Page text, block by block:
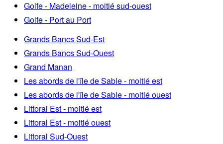
Golfe - Madeleine - moitié sud-ouest
Golfe - Port au Port
Grands Bancs Sud-Est
Grands Bancs Sud-Ouest
Grand Manan
Les abords de l'île de Sable - moitié est
Les abords de l'île de Sable - moitié ouest
Littoral Est - moitié est
Littoral Est - moitié ouest
Littoral Sud-Ouest